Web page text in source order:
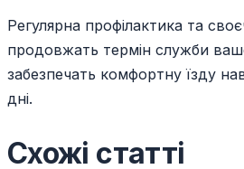
Регулярна профілактика та
продовжать термін служби
забезпечать комфортну їзду
дні.
Схожі статті